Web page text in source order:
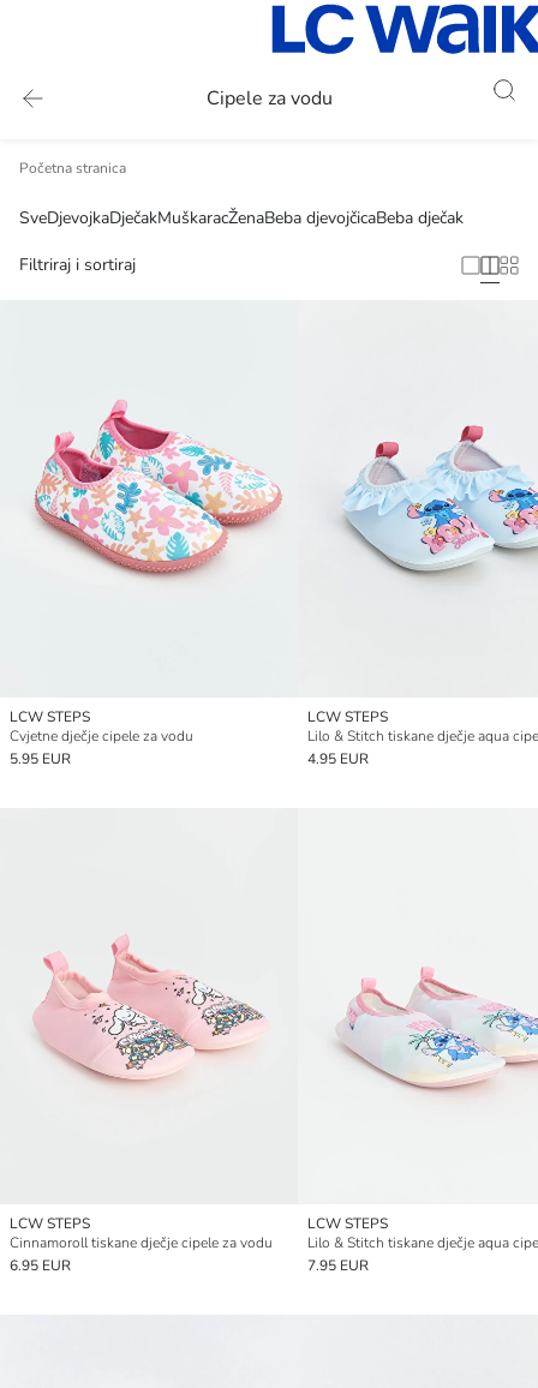
Cipele za vodu
Početna stranica
SveDjevojkaDječakMuškaracŽenaBeba djevojčicaBeba dječak
Filtriraj i sortiraj
LCW STEPS
Cvjetne dječje cipele za vodu
5.95 EUR
LCW STEPS
Lilo & Stitch tiskane dječje aqua
4.95 EUR
LCW STEPS
Cinnamoroll tiskane dječje cipele za vodu
6.95 EUR
LCW STEPS
Lilo & Stitch tiskane dječje aqua
7.95 EUR